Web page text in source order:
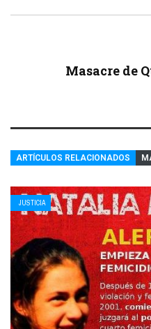
Masacre de
ARTÍCULOS RELACIONADOS
JUSTICIA